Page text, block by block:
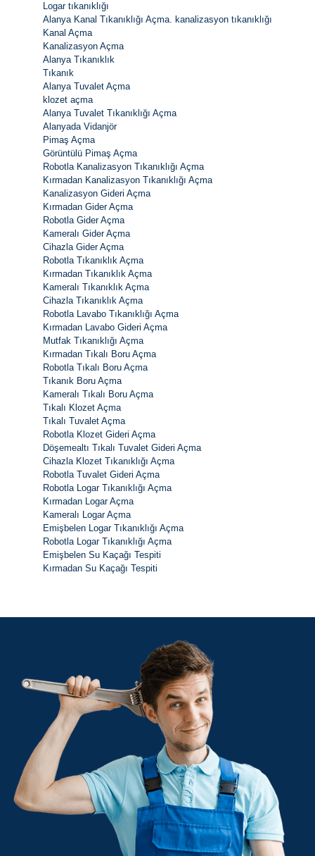
Logar tıkanıklığı
Alanya Kanal Tıkanıklığı Açma. kanalizasyon tıkanıklığı
Kanal Açma
Kanalizasyon Açma
Alanya Tıkanıklık
Tıkanık
Alanya Tuvalet Açma
klozet açma
Alanya Tuvalet Tıkanıklığı Açma
Alanyada Vidanjör
Pimaş Açma
Görüntülü Pimaş Açma
Robotla Kanalizasyon Tıkanıklığı Açma
Kırmadan Kanalizasyon Tıkanıklığı Açma
Kanalizasyon Gideri Açma
Kırmadan Gider Açma
Robotla Gider Açma
Kameralı Gider Açma
Cihazla Gider Açma
Robotla Tıkanıklık Açma
Kırmadan Tıkanıklık Açma
Kameralı Tıkanıklık Açma
Cihazla Tıkanıklık Açma
Robotla Lavabo Tıkanıklığı Açma
Kırmadan Lavabo Gideri Açma
Mutfak Tıkanıklığı Açma
Kırmadan Tıkalı Boru Açma
Robotla Tıkalı Boru Açma
Tıkanık Boru Açma
Kameralı Tıkalı Boru Açma
Tıkalı Klozet Açma
Tıkalı Tuvalet Açma
Robotla Klozet Gideri Açma
Döşemealtı Tıkalı Tuvalet Gideri Açma
Cihazla Klozet Tıkanıklığı Açma
Robotla Tuvalet Gideri Açma
Robotla Logar Tıkanıklığı Açma
Kırmadan Logar Açma
Kameralı Logar Açma
Emişbelen Logar Tıkanıklığı Açma
Robotla Logar Tıkanıklığı Açma
Emişbelen Su Kaçağı Tespiti
Kırmadan Su Kaçağı Tespiti